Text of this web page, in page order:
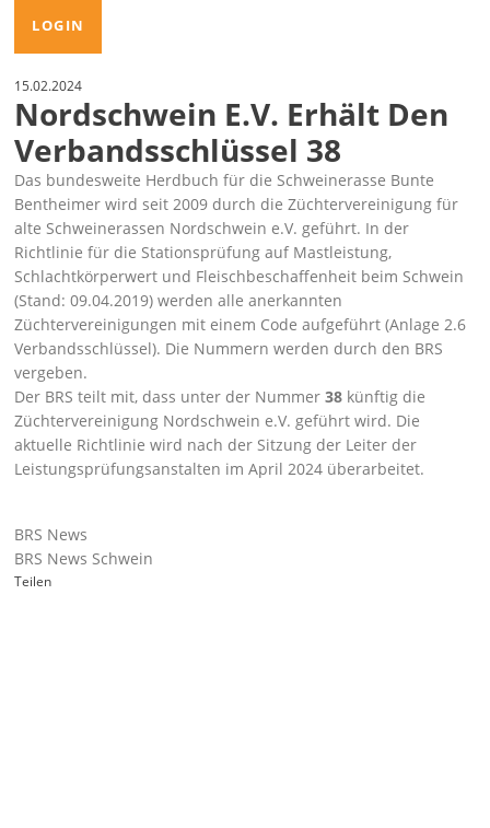
LOGIN
15.02.2024
Nordschwein E.V. Erhält Den
Verbandsschlüssel 38
Das bundesweite Herdbuch für die Schweinerasse Bunte
Bentheimer wird seit 2009 durch die Züchtervereinigung für
alte Schweinerassen Nordschwein e.V. geführt. In der
Richtlinie für die Stationsprüfung auf Mastleistung,
Schlachtkörperwert und Fleischbeschaffenheit beim Schwein
(Stand: 09.04.2019) werden alle anerkannten
Züchtervereinigungen mit einem Code aufgeführt (Anlage 2.6
Verbandsschlüssel). Die Nummern werden durch den BRS
vergeben.
Der BRS teilt mit, dass unter der Nummer38 künftig die
Züchtervereinigung Nordschwein e.V. geführt wird. Die
aktuelle Richtlinie wird nach der Sitzung der Leiter der
Leistungsprüfungsanstalten im April 2024 überarbeitet.
BRS News
BRS News Schwein
Teilen